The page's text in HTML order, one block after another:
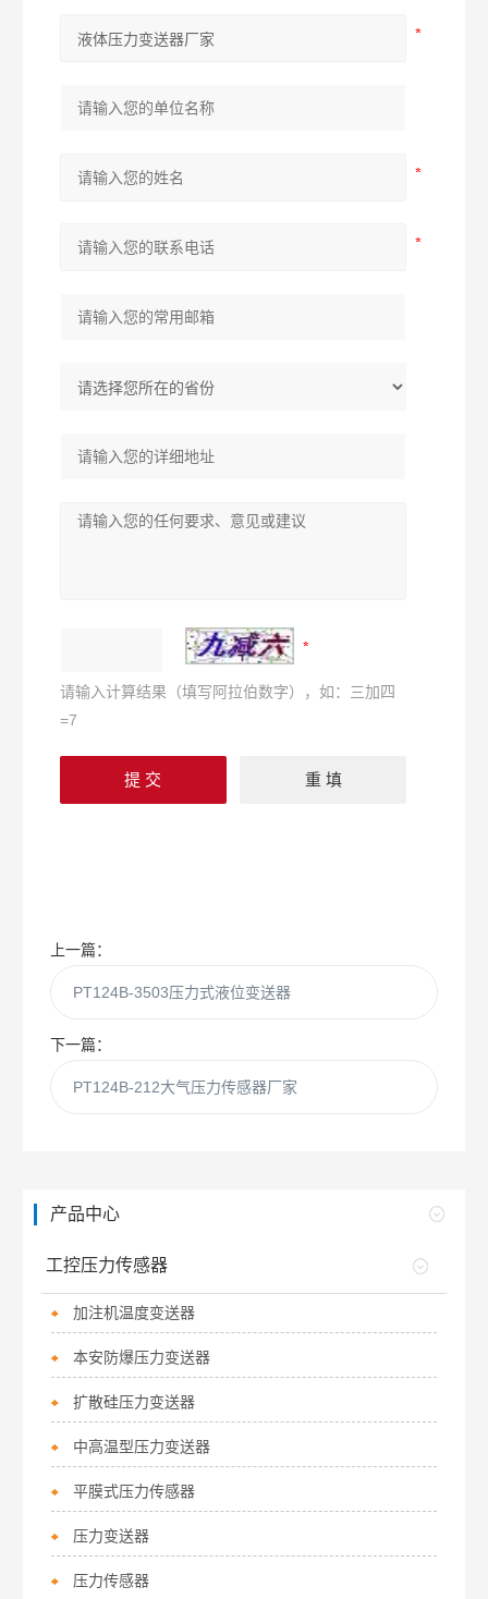
请输入计算结果（填写阿拉伯数字），如：三加四
=7
上一篇：
PT124B-3503压力式液位变送器
下一篇：
PT124B-212大气压力传感器厂家
产品中心
工控压力传感器
加注机温度变送器
本安防爆压力变送器
扩散硅压力变送器
中高温型压力变送器
平膜式压力传感器
压力变送器
压力传感器